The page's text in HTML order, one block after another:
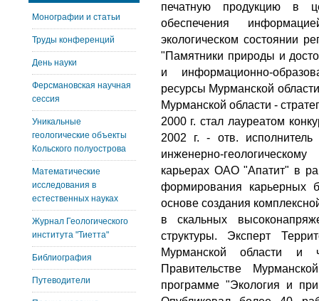
печатную продукцию в
обеспечения
экологическом состоянии
"Памятники природы и
и информационно-
ресурсы Мурманской
Мурманской области -
2000 г. стал лауреатом
2002 г. - отв.
инженерно-
карьерах ОАО "Апатит" в
формирования карьерных
основе создания
в скальных
структуры. Эксперт
Мурманской области и
Правительстве
программе "Экология и
Монографии и статьи
Труды конференций
День науки
Ферсмановская научная
сессия
Уникальные
геологические объекты
Кольского полуострова
Математические
исследования в
естественных науках
Журнал Геологического
института "Тиетта"
Библиография
Путеводители